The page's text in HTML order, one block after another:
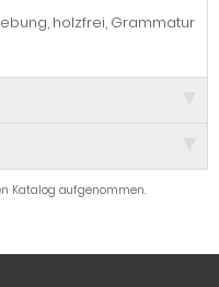
holzfrei, Grammatur
Katalog aufgenommen.